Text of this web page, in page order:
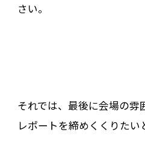
さい。
それでは、最後に会場の雰
レポートを締めくくりたい